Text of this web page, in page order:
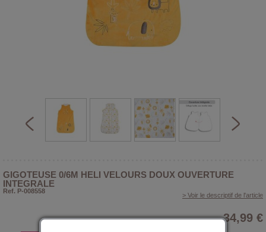
GIGOTEUSE 0/6M HELI VELOURS DOUX OUVERTURE
INTEGRALE
Ref. P-008558
> Voir le descriptif de l'article
34,99 €